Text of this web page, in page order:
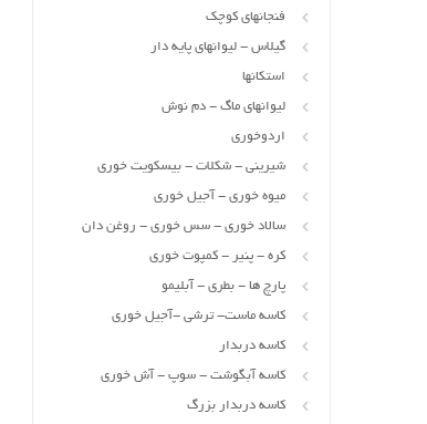
فنجانهای کوچک
گیلاس - لیوانهای پایه دار
استکانها
لیوانهای ماگ - دم نوش
اردوخوری
شیرینی - شکلات - بیسکویت خوری
میوه خوری - آجیل خوری
سالاد خوری - سس خوری - روغن دان
کره - پنیر - کمپوت خوری
پارچ ها - بطری - آبلیمو
کاسه ماست- ترشی -آجیل خوری
کاسه دربدار
کاسه آبگوشت - سوپ - آش خوری
کاسه دربدار بزرگ